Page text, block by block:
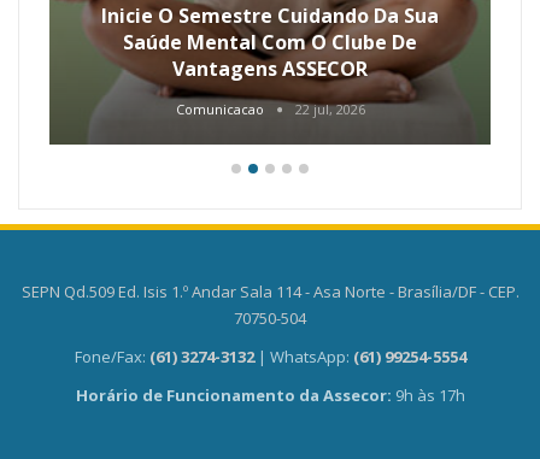
Inicie O Semestre Cuidando Da Sua
Saúde Mental Com O Clube De
Vantagens ASSECOR
Comunicacao 22 jul, 2026
SEPN Qd.509 Ed. Isis 1.º Andar Sala 114 - Asa Norte - Brasília/DF - CEP.
70750-504
Fone/Fax: (61) 3274-3132 | WhatsApp: (61) 99254-5554
Horário de Funcionamento da Assecor: 9h às 17h